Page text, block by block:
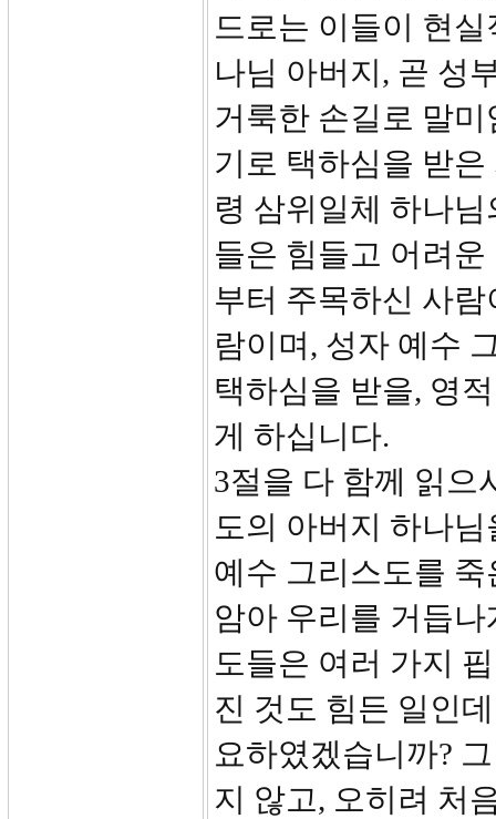
드로는 이들이 현
나님 아버지, 곧 성
거룩한 손길로 말
기로 택하심을 받
령 삼위일체 하나
들은 힘들고 어려
부터 주목하신 사
람이며, 성자 예수
택하심을 받을, 영
게 하십니다.
3절을 다 함께 읽으
도의 아버지 하나
예수 그리스도를
암아 우리를 거듭
도들은 여러 가지
진 것도 힘든 일인
요하였겠습니까?
지 않고, 오히려 처